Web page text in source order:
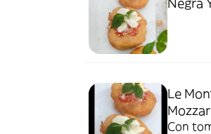
Le
Con